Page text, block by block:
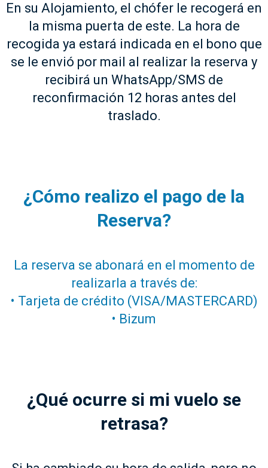
En su Alojamiento, el chófer le recogerá en
la misma puerta de este. La hora de
recogida ya estará indicada en el bono que
se le envió por mail al realizar la reserva y
recibirá un WhatsApp/SMS de
reconfirmación 12 horas antes del
traslado.
¿Cómo realizo el pago de la
Reserva?
La reserva se abonará en el momento de
realizarla a través de:
• Tarjeta de crédito (VISA/MASTERCARD)
• Bizum
¿Qué ocurre si mi vuelo se
retrasa?